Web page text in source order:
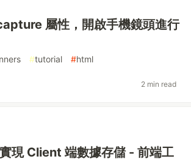
屬性，開啟手機鏡頭進行
#tutorial #html
2 min read
現 Client 端數據存儲 - 前端工